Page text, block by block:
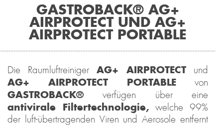
GASTROBACK® AG+
AIRPROTECT UND AG+
AIRPROTECT PORTABLE
Die Raumluftreiniger AG+ AIRPROTECT und
AG+ AIRPROTECT PORTABLE von
GASTROBACK® verfügen über eine
antivirale Filtertechnologie, welche 99%
der luft-übertragenden Viren und Aerosole entfernt